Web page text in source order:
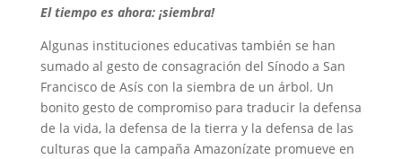
El tiempo es ahora: ¡siembra!
Algunas instituciones educativas también se han
sumado al gesto de consagración del Sínodo a San
Francisco de Asís con la siembra de un árbol. Un
bonito gesto de compromiso para traducir la defensa
de la vida, la defensa de la tierra y la defensa de las
culturas que la campaña Amazonízate promueve en